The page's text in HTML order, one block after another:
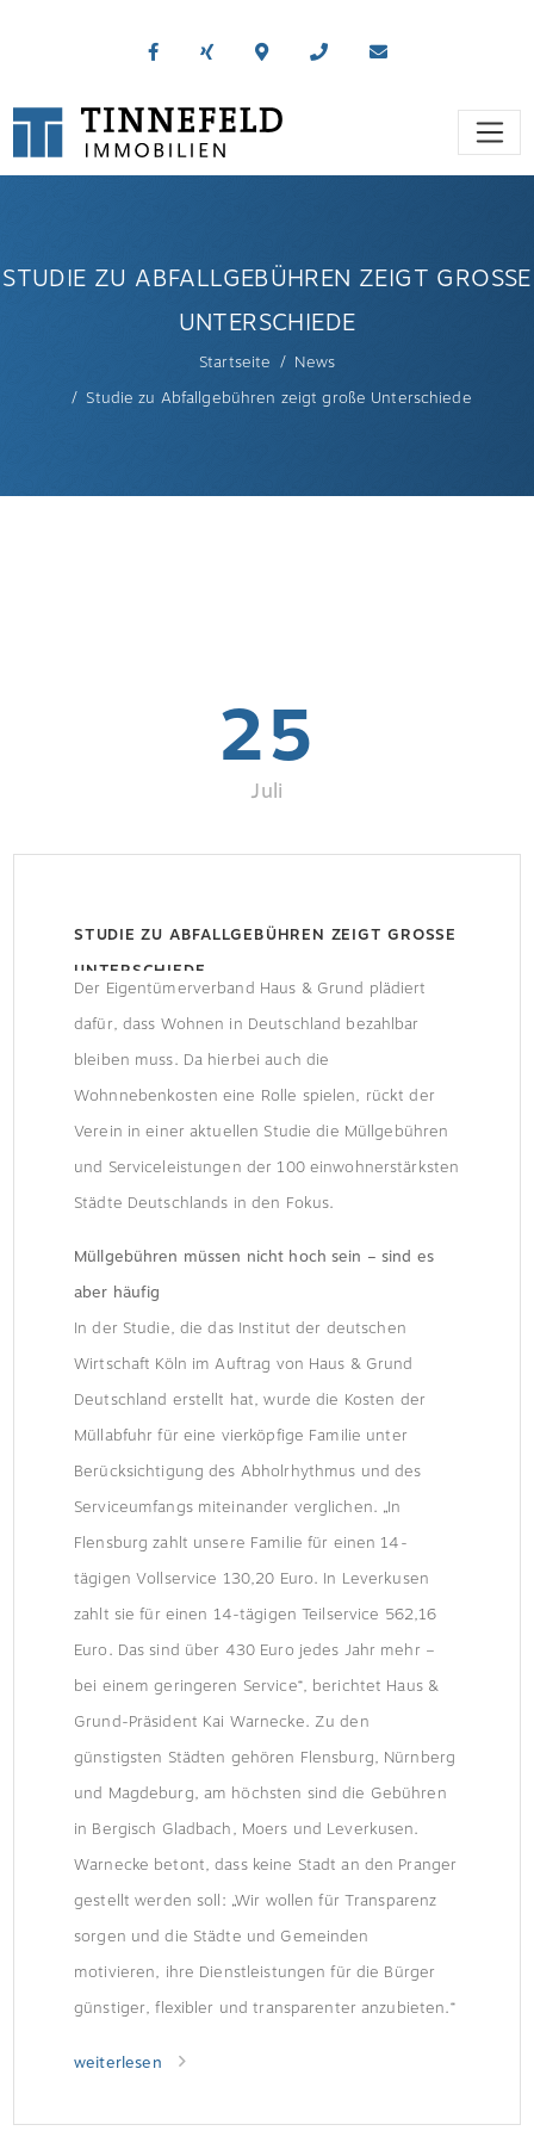
STUDIE ZU ABFALLGEBÜHREN ZEIGT GROSSE U
NTERSCHIEDE
Startseite
News
Studie zu Abfallgebühren zeigt große Unterschiede
25
Juli
STUDIE ZU ABFALLGEBÜHREN ZEIGT GROSSE U
NTERSCHIEDE
Der Eigentümerverband Haus & Grund plädiert
dafür, dass Wohnen in Deutschland bezahlbar
bleiben muss. Da hierbei auch die
Wohnnebenkosten eine Rolle spielen, rückt der
Verein in einer aktuellen Studie die Müllgebühren
und Serviceleistungen der 100 einwohnerstärksten
Städte Deutschlands in den Fokus.
Müllgebühren müssen nicht hoch sein – sind es
aber häufig
In der Studie, die das Institut der deutschen
Wirtschaft Köln im Auftrag von Haus & Grund
Deutschland erstellt hat, wurde die Kosten der
Müllabfuhr für eine vierköpfige Familie unter
Berücksichtigung des Abholrhythmus und des
Serviceumfangs miteinander verglichen. „In
Flensburg zahlt unsere Familie für einen 14-
tägigen Vollservice 130,20 Euro. In Leverkusen
zahlt sie für einen 14-tägigen Teilservice 562,16
Euro. Das sind über 430 Euro jedes Jahr mehr –
bei einem geringeren Service“, berichtet Haus &
Grund-Präsident Kai Warnecke. Zu den
günstigsten Städten gehören Flensburg, Nürnberg
und Magdeburg, am höchsten sind die Gebühren
in Bergisch Gladbach, Moers und Leverkusen.
Warnecke betont, dass keine Stadt an den Pranger
gestellt werden soll: „Wir wollen für Transparenz
sorgen und die Städte und Gemeinden
motivieren, ihre Dienstleistungen für die Bürger
günstiger, flexibler und transparenter anzubieten.“
weiterlesen